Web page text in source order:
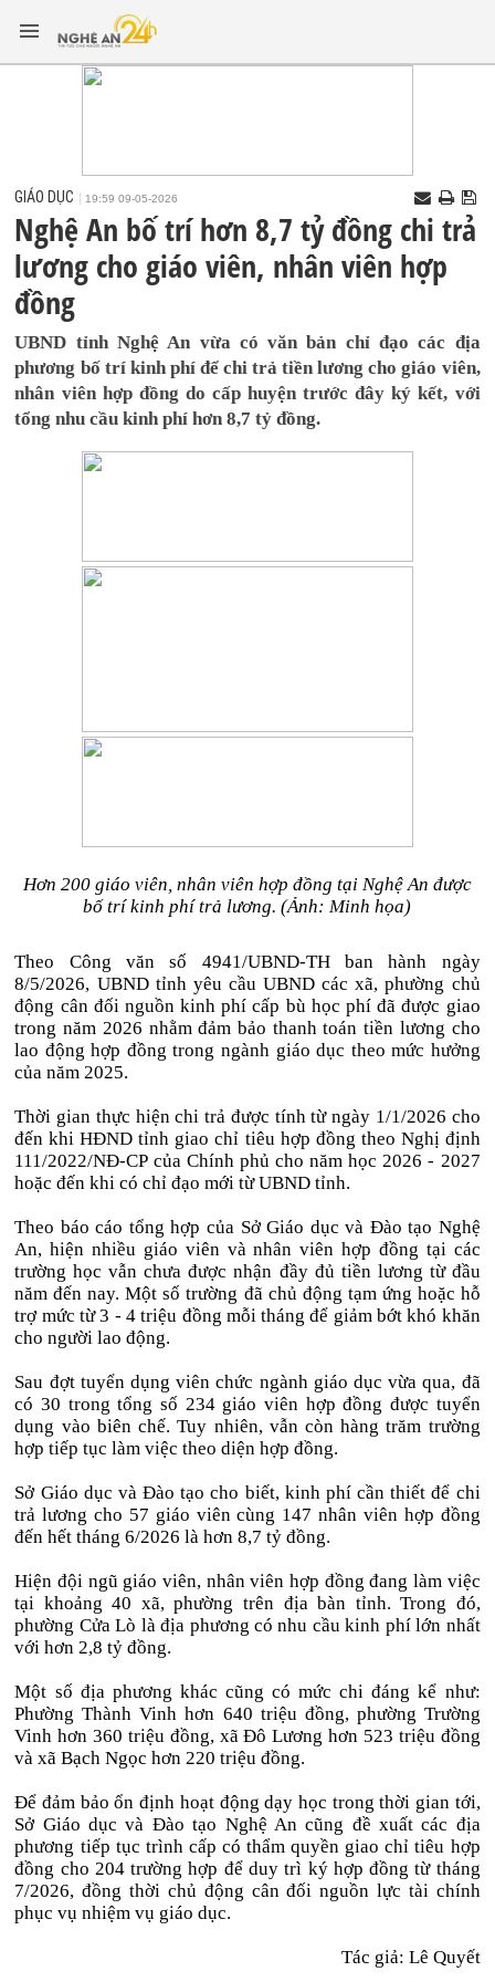
GIÁO DỤC 19:59 09-05-2026
Nghệ An bố trí hơn 8,7 tỷ đồng chi trả
lương cho giáo viên, nhân viên hợp
đồng
UBND tỉnh Nghệ An vừa có văn bản chỉ đạo các địa
phương bố trí kinh phí để chi trả tiền lương cho giáo viên,
nhân viên hợp đồng do cấp huyện trước đây ký kết, với
tổng nhu cầu kinh phí hơn 8,7 tỷ đồng.
Hơn 200 giáo viên, nhân viên hợp đồng tại Nghệ An được
bố trí kinh phí trả lương. (Ảnh: Minh họa)
Theo Công văn số 4941/UBND-TH ban hành ngày
8/5/2026, UBND tỉnh yêu cầu UBND các xã, phường chủ
động cân đối nguồn kinh phí cấp bù học phí đã được giao
trong năm 2026 nhằm đảm bảo thanh toán tiền lương cho
lao động hợp đồng trong ngành giáo dục theo mức hưởng
của năm 2025.
Thời gian thực hiện chi trả được tính từ ngày 1/1/2026 cho
đến khi HĐND tỉnh giao chỉ tiêu hợp đồng theo Nghị định
111/2022/NĐ-CP của Chính phủ cho năm học 2026 - 2027
hoặc đến khi có chỉ đạo mới từ UBND tỉnh.
Theo báo cáo tổng hợp của Sở Giáo dục và Đào tạo Nghệ
An, hiện nhiều giáo viên và nhân viên hợp đồng tại các
trường học vẫn chưa được nhận đầy đủ tiền lương từ đầu
năm đến nay. Một số trường đã chủ động tạm ứng hoặc hỗ
trợ mức từ 3 - 4 triệu đồng mỗi tháng để giảm bớt khó khăn
cho người lao động.
Sau đợt tuyển dụng viên chức ngành giáo dục vừa qua, đã
có 30 trong tổng số 234 giáo viên hợp đồng được tuyển
dụng vào biên chế. Tuy nhiên, vẫn còn hàng trăm trường
hợp tiếp tục làm việc theo diện hợp đồng.
Sở Giáo dục và Đào tạo cho biết, kinh phí cần thiết để chi
trả lương cho 57 giáo viên cùng 147 nhân viên hợp đồng
đến hết tháng 6/2026 là hơn 8,7 tỷ đồng.
Hiện đội ngũ giáo viên, nhân viên hợp đồng đang làm việc
tại khoảng 40 xã, phường trên địa bàn tỉnh. Trong đó,
phường Cửa Lò là địa phương có nhu cầu kinh phí lớn nhất
với hơn 2,8 tỷ đồng.
Một số địa phương khác cũng có mức chi đáng kể như:
Phường Thành Vinh hơn 640 triệu đồng, phường Trường
Vinh hơn 360 triệu đồng, xã Đô Lương hơn 523 triệu đồng
và xã Bạch Ngọc hơn 220 triệu đồng.
Để đảm bảo ổn định hoạt động dạy học trong thời gian tới,
Sở Giáo dục và Đào tạo Nghệ An cũng đề xuất các địa
phương tiếp tục trình cấp có thẩm quyền giao chỉ tiêu hợp
đồng cho 204 trường hợp để duy trì ký hợp đồng từ tháng
7/2026, đồng thời chủ động cân đối nguồn lực tài chính
phục vụ nhiệm vụ giáo dục.
Tác giả: Lê Quyết